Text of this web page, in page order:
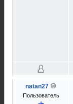
natan27
Пользователь